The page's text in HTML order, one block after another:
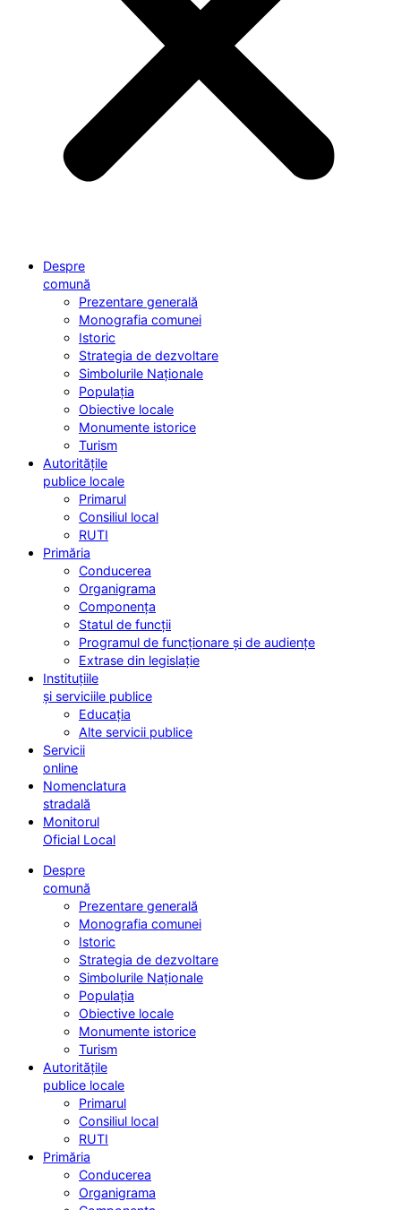
Despre
comună
Prezentare generală
Monografia comunei
Istoric
Strategia de dezvoltare
Simbolurile Naționale
Populația
Obiective locale
Monumente istorice
Turism
Autoritățile
publice locale
Primarul
Consiliul local
RUTI
Primăria
Conducerea
Organigrama
Componența
Statul de funcții
Programul de funcționare și de audiențe
Extrase din legislație
Instituțiile
și serviciile publice
Educația
Alte servicii publice
Servicii
online
Nomenclatura
stradală
Monitorul
Oficial Local
Despre
comună
Prezentare generală
Monografia comunei
Istoric
Strategia de dezvoltare
Simbolurile Naționale
Populația
Obiective locale
Monumente istorice
Turism
Autoritățile
publice locale
Primarul
Consiliul local
RUTI
Primăria
Conducerea
Organigrama